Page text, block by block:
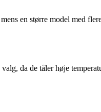
en større model med
da de tåler høje